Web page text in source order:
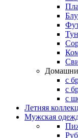
с
с
с
Летняя
Мужская